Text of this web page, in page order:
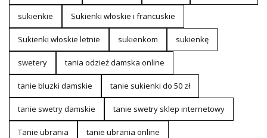
sukienkie Sukienki włoskie i francuskie
Sukienki włoskie letnie sukienkom sukienkę
swetery tania odzież damska online
tanie bluzki damskie tanie sukienki do 50 zł
tanie swetry damskie tanie swetry sklep internetowy
Tanie ubrania tanie ubrania online